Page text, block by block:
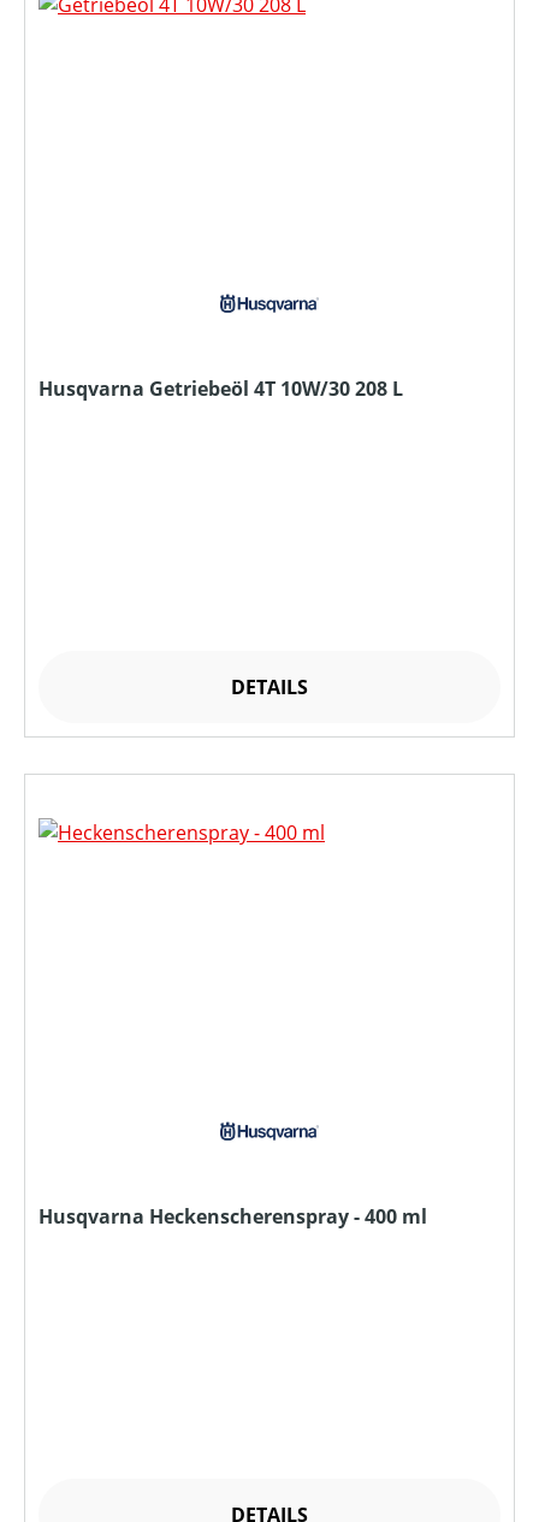
Husqvarna Getriebeöl 4T 10W/30 208 L
DETAILS
Husqvarna Heckenscherenspray - 400 ml
DETAILS